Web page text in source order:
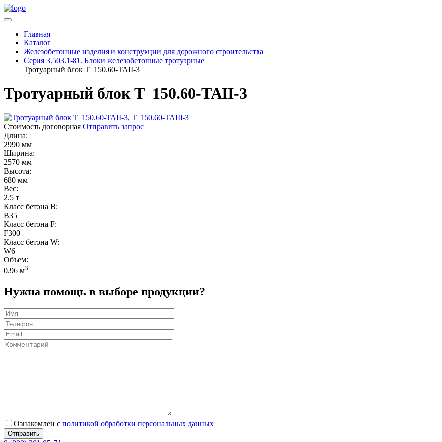
Главная
Каталог
Железобетонные изделия и конструкции для дорожного строительства
Серия 3.503.1-81. Блоки железобетонные тротуарные
Тротуарный блок Т 150.60-TAII-3
Тротуарный блок Т 150.60-TAII-3
Стоимость договорная Отправить запрос
Длина:
2990 мм
Ширина:
2570 мм
Высота:
680 мм
Вес:
2.5 т
Класс бетона B:
B35
Класс бетона F:
F300
Класс бетона W:
W6
Объем:
0.96 м3
Нужна помощь в выборе продукции?
Ознакомлен с политикой обработки персональных данных